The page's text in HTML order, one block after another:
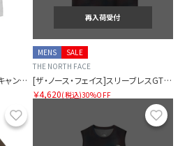
[シエラデザインズ]アメリカンキャンプスタイルTシャツ
再入荷受付
SALE
MENS
THE NORTH FACE
[ザ・ノース・フェイス]スリーブレスGTDメランジクルー
￥4,620(税込)30%OFF
お気に入り